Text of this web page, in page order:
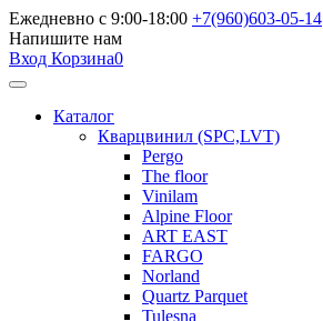
Ежедневно с 9:00-18:00 +7(960)603-05-14
Напишите нам
Вход Корзина0
Каталог
Кварцвинил (SPC,LVT)
Pergo
The floor
Vinilam
Alpine Floor
ART EAST
FARGO
Norland
Quartz Parquet
Tulesna